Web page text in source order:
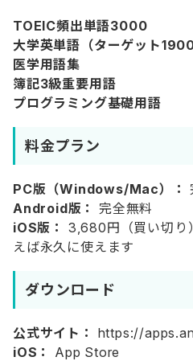
TOEIC頻出単語3000
大学英単語（ターゲット1900
医学用語集
簿記3級重要用語
プログラミング基礎用語
料金プラン
PC版（Windows/Mac）：
Android版：
完全無料
iOS版：
3,680円（買い切り
えば永久に使えます
ダウンロード
公式サイト：
https://
iOS：
App Store